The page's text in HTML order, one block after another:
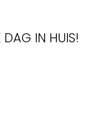
DAG IN HUIS!